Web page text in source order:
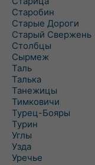
Старобин
Старые Дороги
Старый Свержень
Столбцы
Сырмеж
Таль
Талька
Танежицы
Тимковичи
Турец-Бояры
Турин
Углы
Узда
Уречье